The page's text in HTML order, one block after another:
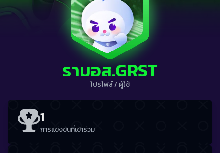
รามอส.GRST
โปรไฟล์/ผู้ใช้
1
การแข่งขันที่เข้าร่วม